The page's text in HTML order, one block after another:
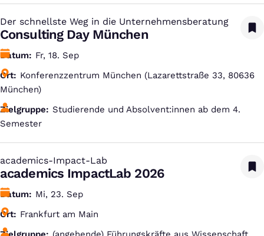
Der schnellste Weg in die Unternehmensberatung
:
Consulting Day München
Datum
Fr, 18. Sep
Ort
Konferenzzentrum München (Lazarettstraße 33, 80636
München)
Zielgruppe
Studierende und Absolvent:innen ab dem 4.
Semester
academics-Impact-Lab
:
academics ImpactLab 2026
Datum
Mi, 23. Sep
Ort
Frankfurt am Main